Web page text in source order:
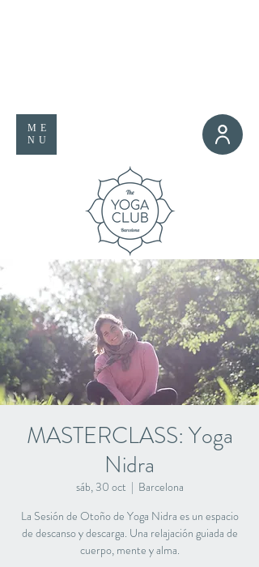
ME
NU
MASTERCLASS: Yoga
Nidra
sáb, 30 oct
  |
Barcelona
La Sesión de Otoño de Yoga Nidra es un espacio
de descanso y descarga. Una relajación guiada de
cuerpo, mente y alma.